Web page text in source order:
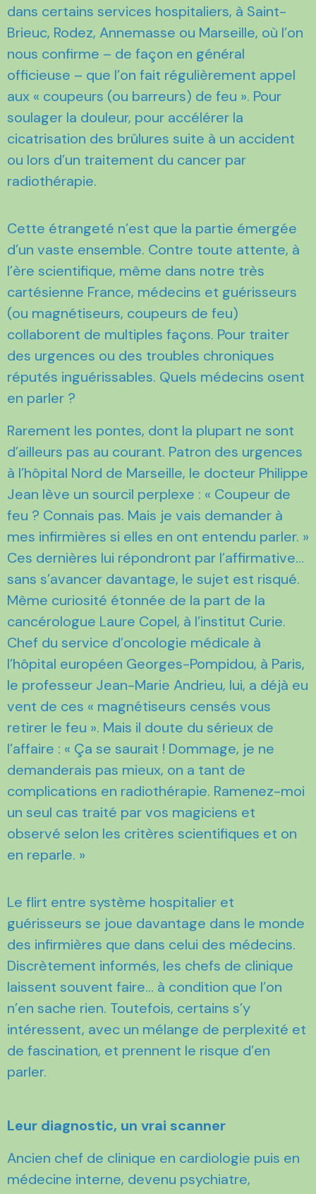
dans certains services hospitaliers, à Saint-
Brieuc, Rodez, Annemasse ou Marseille, où l’on
nous confirme – de façon en général
officieuse – que l’on fait régulièrement appel
aux « coupeurs (ou barreurs) de feu ». Pour
soulager la douleur, pour accélérer la
cicatrisation des brûlures suite à un accident
ou lors d’un traitement du cancer par
radiothérapie.
Cette étrangeté n’est que la partie émergée
d’un vaste ensemble. Contre toute attente, à
l’ère scientifique, même dans notre très
cartésienne France, médecins et guérisseurs
(ou magnétiseurs, coupeurs de feu)
collaborent de multiples façons. Pour traiter
des urgences ou des troubles chroniques
réputés inguérissables. Quels médecins osent
en parler ?
Rarement les pontes, dont la plupart ne sont
d’ailleurs pas au courant. Patron des urgences
à l’hôpital Nord de Marseille, le docteur Philippe
Jean lève un sourcil perplexe : « Coupeur de
feu ? Connais pas. Mais je vais demander à
mes infirmières si elles en ont entendu parler. »
Ces dernières lui répondront par l’affirmative…
sans s’avancer davantage, le sujet est risqué.
Même curiosité étonnée de la part de la
cancérologue Laure Copel, à l’institut Curie.
Chef du service d’oncologie médicale à
l’hôpital européen Georges-Pompidou, à Paris,
le professeur Jean-Marie Andrieu, lui, a déjà eu
vent de ces « magnétiseurs censés vous
retirer le feu ». Mais il doute du sérieux de
l’affaire : « Ça se saurait ! Dommage, je ne
demanderais pas mieux, on a tant de
complications en radiothérapie. Ramenez-moi
un seul cas traité par vos magiciens et
observé selon les critères scientifiques et on
en reparle. »
Le flirt entre système hospitalier et
guérisseurs se joue davantage dans le monde
des infirmières que dans celui des médecins.
Discrètement informés, les chefs de clinique
laissent souvent faire… à condition que l’on
n’en sache rien. Toutefois, certains s’y
intéressent, avec un mélange de perplexité et
de fascination, et prennent le risque d’en
parler.
Leur diagnostic, un vrai scanner
Ancien chef de clinique en cardiologie puis en
médecine interne, devenu psychiatre,